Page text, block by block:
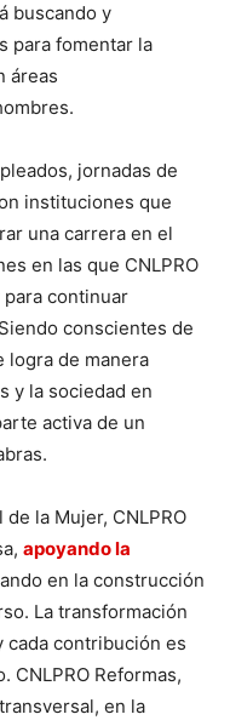
buscando y
para fomentar la
áreas
jornadas de
instituciones que
una carrera en el
en las que CNLPRO
continuar
conscientes de
logra de manera
y la sociedad en
activa de un
la Mujer, CNLPRO
apoyando la
en la construcción
La transformación
cada contribución es
CNLPRO Reformas,
en la